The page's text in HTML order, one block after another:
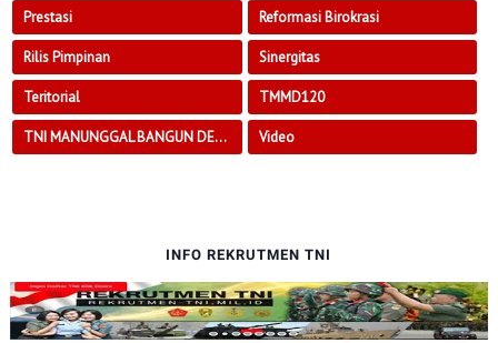
Prestasi Reformasi Birokrasi
Rilis Pimpinan Sinergitas
Teritorial TMMD120
TNI MANUNGGAL BANGUN DESA Video
INFO REKRUTMEN TNI